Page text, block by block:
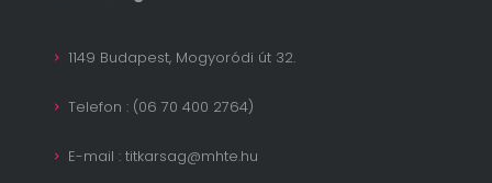
1149 Budapest, Mogyoródi út 32.
Telefon : (06 70 400 2764)
E-mail : titkarsag@mhte.hu